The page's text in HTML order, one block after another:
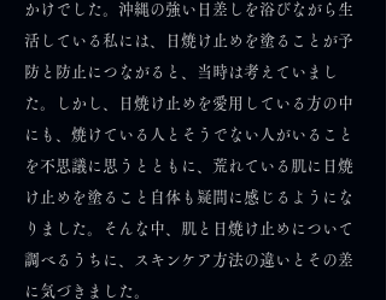
かけでした。沖縄の強い日差しを浴びながら生
活している私には、日焼け止めを塗ることが予
防と防止につながると、当時は考えていまし
た。しかし、日焼け止めを愛用している方の中
にも、焼けている人とそうでない人がいること
を不思議に思うとともに、荒れている肌に日焼
け止めを塗ること自体も疑問に感じるようにな
りました。そんな中、肌と日焼け止めについて
調べるうちに、スキンケア方法の違いとその差
に気づきました。